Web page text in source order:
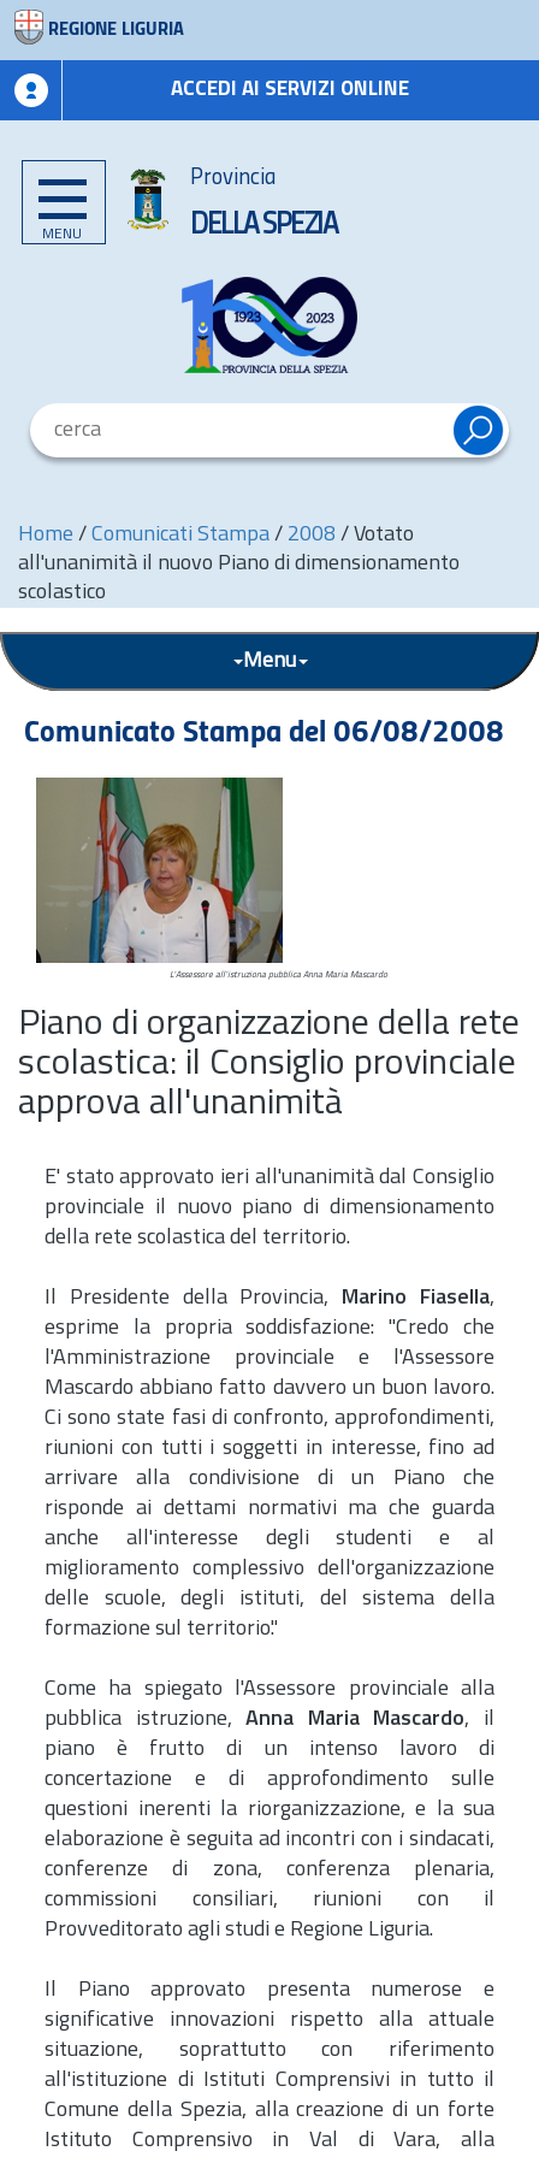
REGIONE LIGURIA
ACCEDI AI SERVIZI ONLINE
MENU
Provincia
DELLA SPEZIA
Home / Comunicati Stampa / 2008 / Votato
all'unanimità il nuovo Piano di dimensionamento
scolastico
Menu
Comunicato Stampa del 06/08/2008
L'Assessore all'istruziona pubblica Anna Maria Mascardo
Piano di organizzazione della rete
scolastica: il Consiglio provinciale
approva all'unanimità
E' stato approvato ieri all'unanimità dal Consiglio
provinciale il nuovo piano di dimensionamento
della rete scolastica del territorio.
Il Presidente della Provincia, Marino Fiasella,
esprime la propria soddisfazione: "Credo che
l'Amministrazione provinciale e l'Assessore
Mascardo abbiano fatto davvero un buon lavoro.
Ci sono state fasi di confronto, approfondimenti,
riunioni con tutti i soggetti in interesse, fino ad
arrivare alla condivisione di un Piano che
risponde ai dettami normativi ma che guarda
anche all'interesse degli studenti e al
miglioramento complessivo dell'organizzazione
delle scuole, degli istituti, del sistema della
formazione sul territorio."
Come ha spiegato l'Assessore provinciale alla
pubblica istruzione,Anna Maria Mascardo, il
piano è frutto di un intenso lavoro di
concertazione e di approfondimento sulle
questioni inerenti la riorganizzazione, e la sua
elaborazione è seguita ad incontri con i sindacati,
conferenze di zona, conferenza plenaria,
commissioni consiliari, riunioni con il
Provveditorato agli studi e Regione Liguria.
Il Piano approvato presenta numerose e
significative innovazioni rispetto alla attuale
situazione, soprattutto con riferimento
all'istituzione di Istituti Comprensivi in tutto il
Comune della Spezia, alla creazione di un forte
Istituto Comprensivo in Val di Vara, alla